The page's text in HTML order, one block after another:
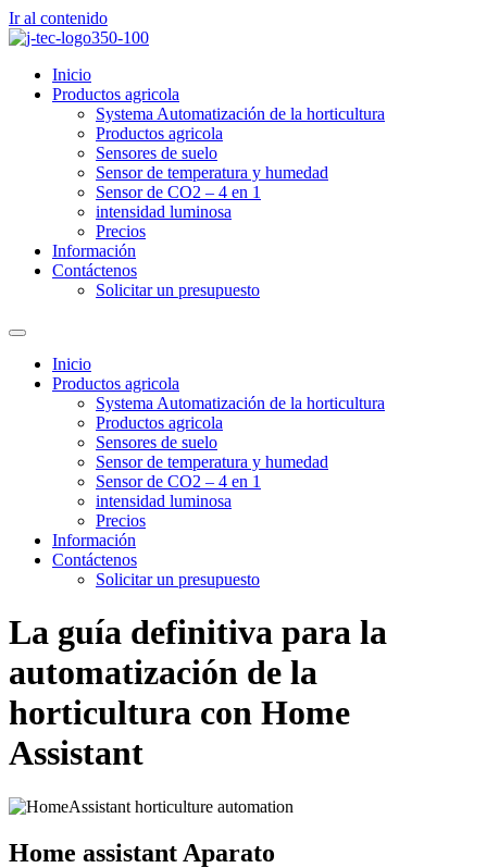
Ir al contenido
Inicio
Productos agricola
Systema Automatización de la horticultura
Productos agricola
Sensores de suelo
Sensor de temperatura y humedad
Sensor de CO2 – 4 en 1
intensidad luminosa
Precios
Información
Contáctenos
Solicitar un presupuesto
Inicio
Productos agricola
Systema Automatización de la horticultura
Productos agricola
Sensores de suelo
Sensor de temperatura y humedad
Sensor de CO2 – 4 en 1
intensidad luminosa
Precios
Información
Contáctenos
Solicitar un presupuesto
La guía definitiva para la
automatización de la
horticultura con Home
Assistant
Home assistant Aparato